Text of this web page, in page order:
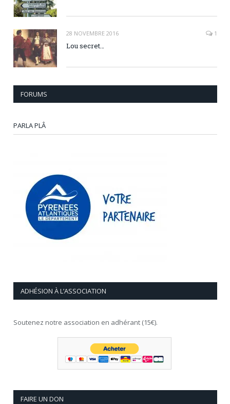
28 NOVEMBRE 2016 1
Lou secret…
FORUMS
PARLA PLÂ
ADHÉSION À L’ASSOCIATION
Soutenez notre association en adhérant (15€).
FAIRE UN DON